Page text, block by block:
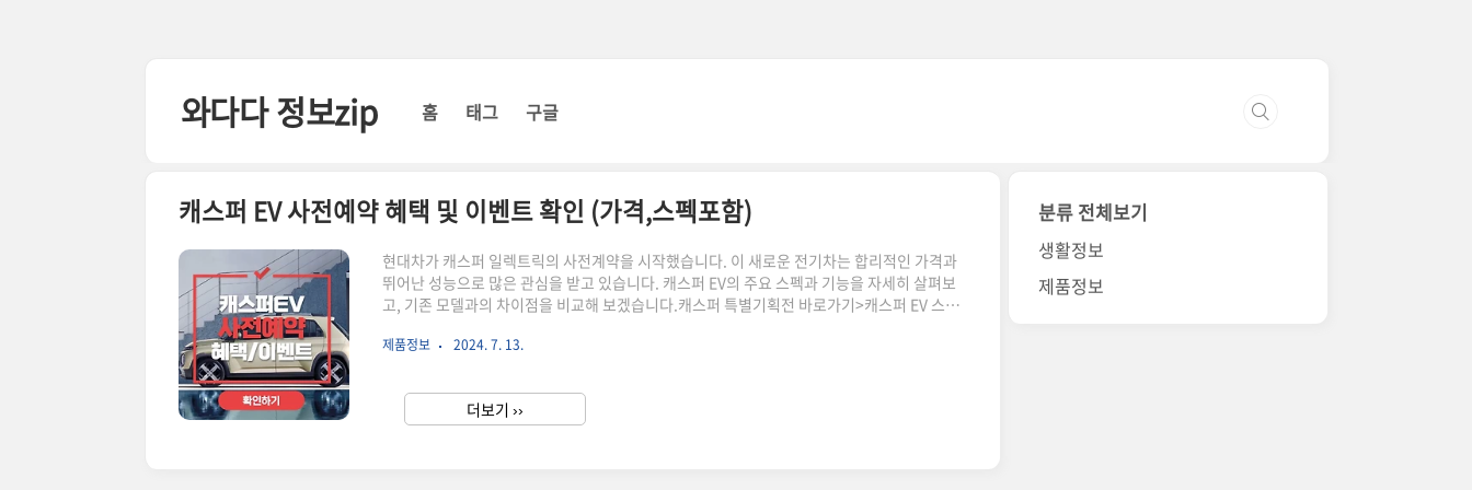
와다다 정보zip 홈 태그 구글
캐스퍼 EV 사전예약 혜택 및 이벤트 확인 (가격,스펙포함)
현대차가 캐스퍼 일렉트릭의 사전계약을 시작했습니다. 이 새로운 전기차는 합리적인 가격과
뛰어난 성능으로 많은 관심을 받고 있습니다. 캐스퍼 EV의 주요 스펙과 기능을 자세히 살펴보
고, 기존 모델과의 차이점을 비교해 보겠습니다.캐스퍼 특별기획전 바로가기>캐스퍼 EV 스펙
만 원디자인: 블랙 하이그로시 라디에이터 그릴, LED 주간주행등내부: 10.25인치 디지털 클러
격표 확인 >기존 모델과 차이점캐스퍼 EV는 기존 모델과 외관 디자인을 공유하지만, 전기차 전
용 기능과 주행 보조 시스템이 추가되었습니다. 배터리와..
제품정보 2024. 7. 13.
더보기 ››
분류 전체보기
생활정보
제품정보